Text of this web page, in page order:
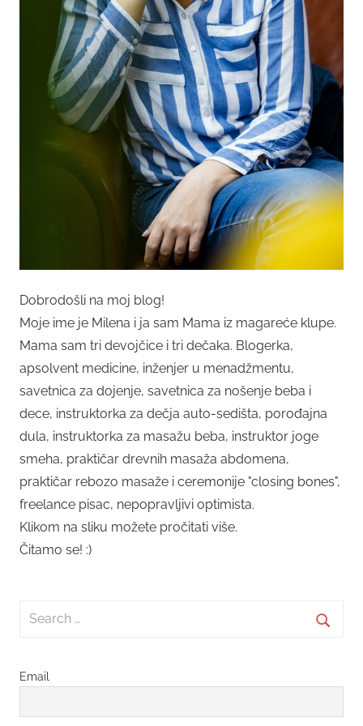
Dobrodošli na moj blog!
Moje ime je Milena i ja sam Mama iz magareće klupe.
Mama sam tri devojčice i tri dečaka. Blogerka,
apsolvent medicine, inženjer u menadžmentu,
savetnica za dojenje, savetnica za nošenje beba i
dece, instruktorka za dečja auto-sedišta, porođajna
dula, instruktorka za masažu beba, instruktor joge
smeha, praktičar drevnih masaža abdomena,
praktičar rebozo masaže i ceremonije "closing bones",
freelance pisac, nepopravljivi optimista.
Klikom na sliku možete pročitati više.
Čitamo se! :)
Search
Email